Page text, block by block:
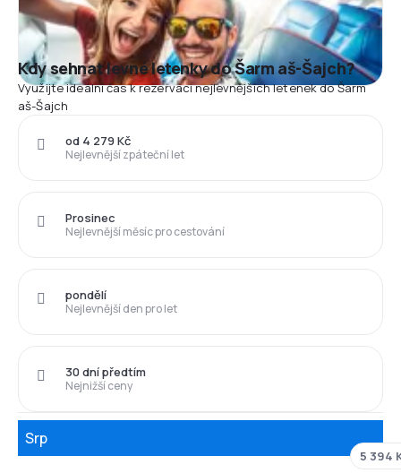
Kdy sehnat levné letenky do Šarm aš-Šajch?
Využijte ideální čas k rezervaci nejlevnějších letenek do Šarm
aš-Šajch
Nejlevnější zpáteční let
od 4 279 Kč
Nejlevnější měsíc pro cestování
Prosinec
Nejlevnější den pro let
pondělí
Nejnižší ceny
30 dní předtím
Srp
5 394